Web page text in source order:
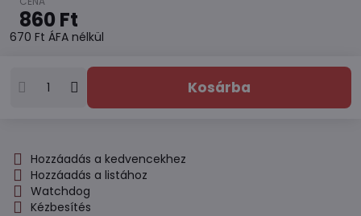
860 Ft
670 Ft ÁFA nélkül
Kosárba
Hozzáadás a kedvencekhez
Hozzáadás a listához
Watchdog
Kézbesítés